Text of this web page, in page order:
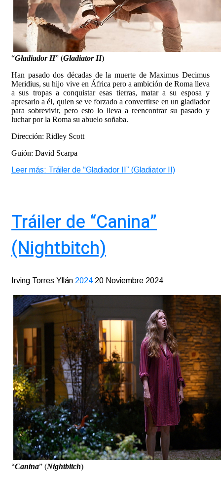
“Gladiador II” (Gladiator II)
Han pasado dos décadas de la muerte de Maximus Decimus
Meridius, su hijo vive en África pero a ambición de Roma lleva
a sus tropas a conquistar esas tierras, matar a su esposa y
apresarlo a él, quien se ve forzado a convertirse en un gladiador
para sobrevivir, pero esto lo lleva a reencontrar su pasado y
luchar por la Roma su abuelo soñaba.
Dirección: Ridley Scott
Guión: David Scarpa
Leer más: Tráiler de “Gladiador II” (Gladiator II)
Tráiler de “Canina”
(Nightbitch)
Irving Torres Yllán 2024 20 Noviembre 2024
“Canina” (Nightbitch)